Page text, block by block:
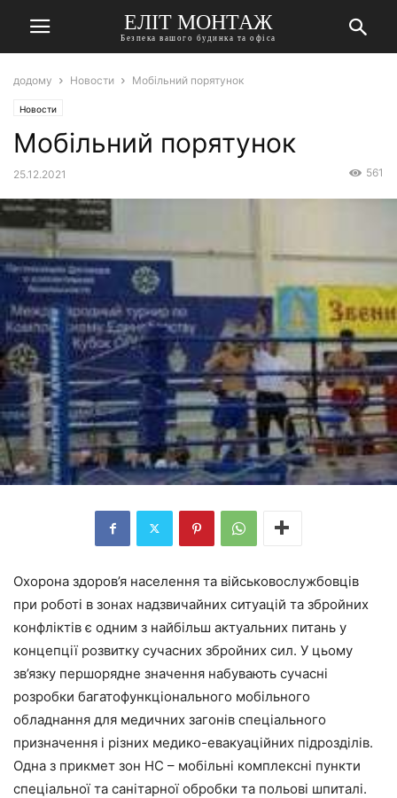
ЕЛІТ МОНТАЖ
Безпека вашого будинка та офіса
додому Новости Мобільний порятунок
Новости
Мобільний порятунок
25.12.2021 561
Охорона здоров’я населення та військовослужбовців
при роботі в зонах надзвичайних ситуацій та збройних
конфліктів є одним з найбільш актуальних питань у
концепції розвитку сучасних збройних сил. У цьому
зв’язку першорядне значення набувають сучасні
розробки багатофункціонального мобільного
обладнання для медичних загонів спеціального
призначення і різних медико-евакуаційних підрозділів.
Одна з прикмет зон НС – мобільні комплексні пункти
спеціальної та санітарної обробки та польові шпиталі.